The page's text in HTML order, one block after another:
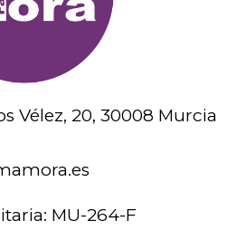
Vélez, 20, 30008 Murcia
MU-264-F